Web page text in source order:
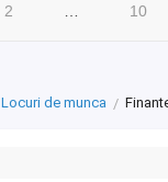
2 10
Locuri de munca